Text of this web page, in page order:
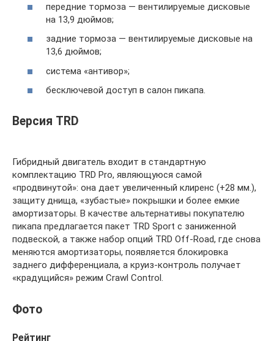
передние тормоза — вентилируемые дисковые
на 13,9 дюймов;
задние тормоза — вентилируемые дисковые на
13,6 дюймов;
система «антивор»;
бесключевой доступ в салон пикапа.
Версия TRD
Гибридный двигатель входит в стандартную
комплектацию TRD Pro, являющуюся самой
«продвинутой»: она дает увеличенный клиренс (+28 мм.),
защиту днища, «зубастые» покрышки и более емкие
амортизаторы. В качестве альтернативы покупателю
пикапа предлагается пакет TRD Sport с заниженной
подвеской, а также набор опций TRD Off-Road, где снова
меняются амортизаторы, появляется блокировка
заднего дифференциала, а круиз-контроль получает
«крадущийся» режим Crawl Control.
Фото
Рейтинг